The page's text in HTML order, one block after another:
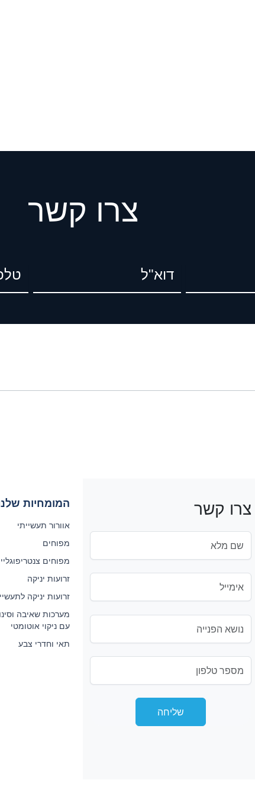
צרו קשר
צרו קשר המומחיות
אוורור תעשייתי
מפוחים
מפוחים
זרועות יניקה
זרועות יניקה
מערכות שאיבה
עם ניקוי אוטומטי
תאי וחדרי צבע